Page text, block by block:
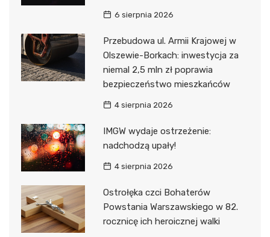
6 sierpnia 2026
Przebudowa ul. Armii Krajowej w
Olszewie-Borkach: inwestycja za
niemal 2,5 mln zł poprawia
bezpieczeństwo mieszkańców
4 sierpnia 2026
IMGW wydaje ostrzeżenie:
nadchodzą upały!
4 sierpnia 2026
Ostrołęka czci Bohaterów
Powstania Warszawskiego w 82.
rocznicę ich heroicznej walki